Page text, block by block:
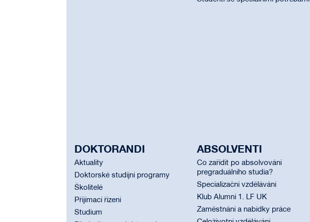
DOKTORANDI
Aktuality
Doktorské studijní programy
Školitelé
Přijímací řízení
Studium
ABSOLVENTI
Co zařídit po absolvování
pregraduálního studia?
Specializační vzdělávání
Klub Alumni 1. LF UK
Zaměstnání a nabídky práce